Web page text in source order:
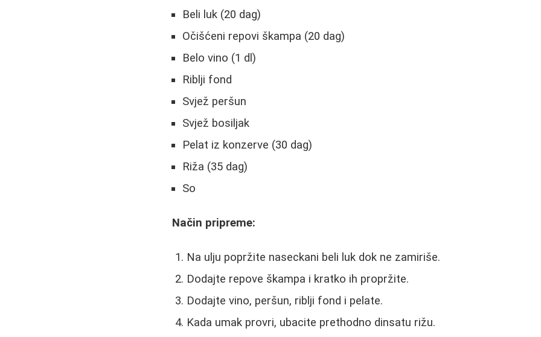
Beli luk (20 dag)
Očišćeni repovi škampa (20 dag)
Belo vino (1 dl)
Riblji fond
Svjež peršun
Svjež bosiljak
Pelat iz konzerve (30 dag)
Riža (35 dag)
So
Način pripreme:
Na ulju popržite naseckani beli luk dok ne zamiriše.
Dodajte repove škampa i kratko ih propržite.
Dodajte vino, peršun, riblji fond i pelate.
Kada umak provri, ubacite prethodno dinsatu rižu.